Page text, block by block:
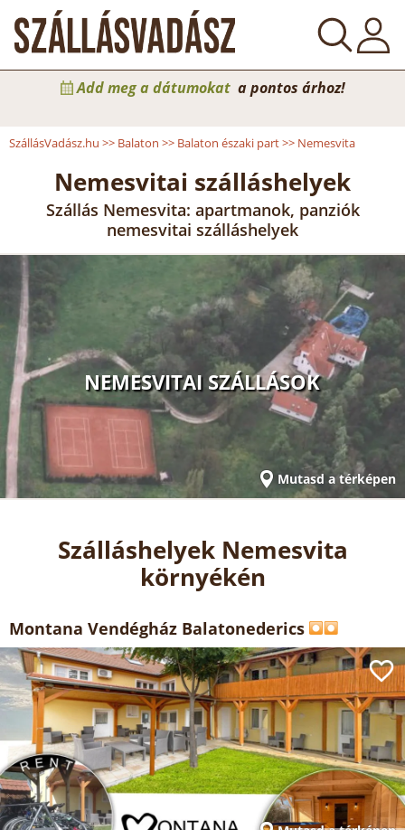
Add meg a dátumokat a pontos árhoz!
SzállásVadász.hu >> Balaton >> Balaton északi part>> Nemesvita
Nemesvitai szálláshelyek
Szállás Nemesvita: apartmanok, panziók
nemesvitai szálláshelyek
NEMESVITAI SZÁLLÁSOK
Mutasd a térképen
Szálláshelyek Nemesvita
környékén
Montana Vendégház Balatonederics